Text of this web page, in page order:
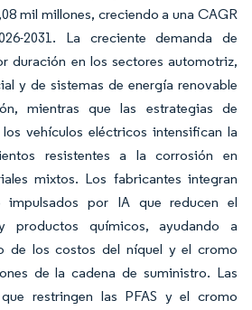
mil millones, creciendo a una CAGR
2031. La creciente demanda de
duración en los sectores automotriz,
y de sistemas de energía renovable
mientras que las estrategias de
vehículos eléctricos intensifican la
resistentes a la corrosión en
mixtos. Los fabricantes integran
impulsados por IA que reducen el
productos químicos, ayudando a
de los costos del níquel y el cromo
de la cadena de suministro. Las
restringen las PFAS y el cromo